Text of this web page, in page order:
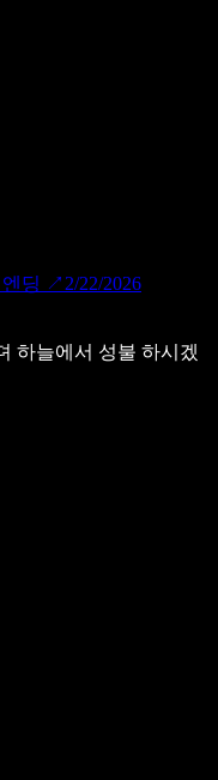
딩 ↗ 2/22/2026
하늘에서 성불 하시겠